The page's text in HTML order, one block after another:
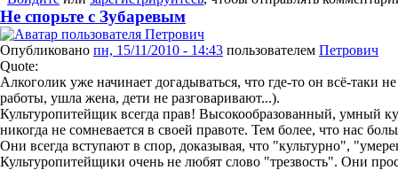
Не спорьте с Зубаревым
Опубликовано пн, 15/11/2010 - 14:43 пользователем Петрович
Quote:
Алкоголик уже начинает догадываться, что где-то он всё-таки
работы, ушла жена, дети не разговаривают...).
Культуропитейщик всегда прав! Высокообразованный, умный
никогда не сомневается в своей правоте. Тем более, что нас
Они всегда вступают в спор, доказывая, что "культурно",
Культуропитейщики очень не любят слово "трезвость". Они